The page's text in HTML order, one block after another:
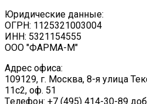
Юридические данные:
ОГРН: 1125321003004
ИНН: 5321154555
ООО "ФАРМА-М"
Адрес офиса:
109129, г. Москва, ​8-я улица
11с2, оф. 51
Tелефон: +7 (495) 414-30-89